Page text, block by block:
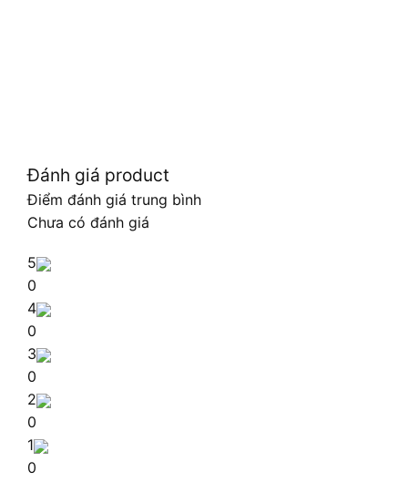
Đánh giá product
Điểm đánh giá trung bình
Chưa có đánh giá
5
0
4
0
3
0
2
0
1
0